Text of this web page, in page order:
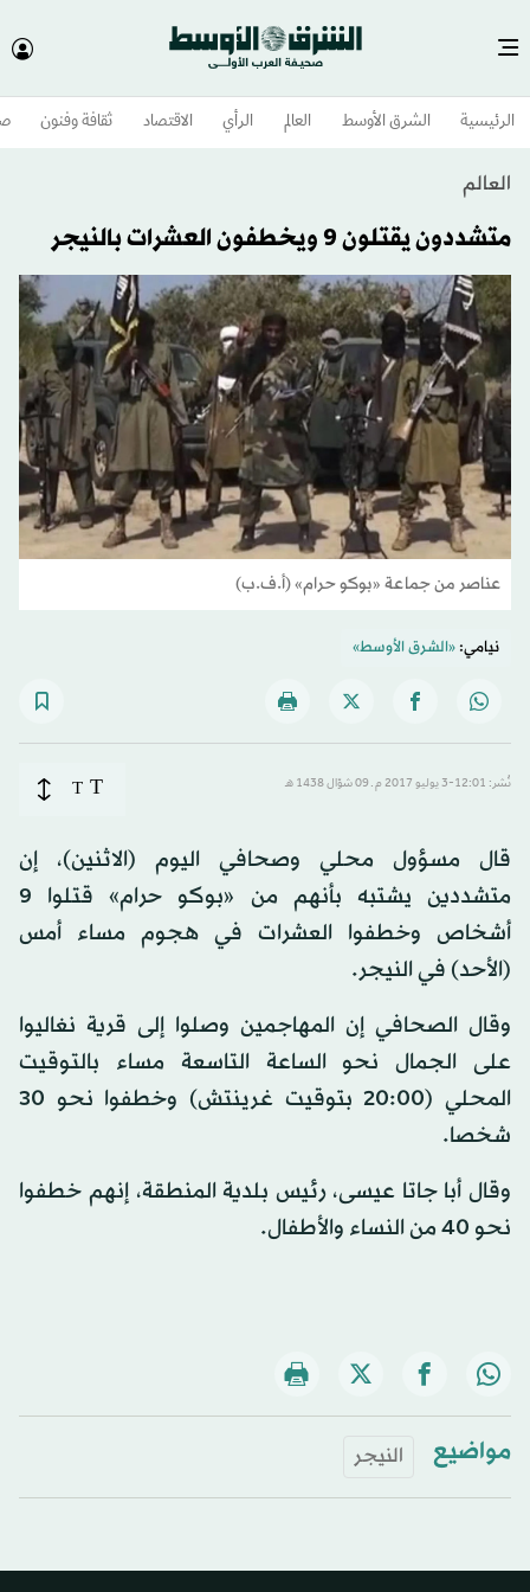
الرئيسية الشرق الأوسط​ العالم الرأي الاقتصاد ثقافة وفنون
العالم
متشددون يقتلون 9 ويخطفون العشرات بالنيجر
عناصر من جماعة «بوكو حرام» (أ.ف.ب)
نيامي:«الشرق الأوسط»
نُشر: 12:01-3 يوليو 2017 م ـ 09 شوّال 1438 هـ T
T
قال مسؤول محلي وصحافي اليوم (الاثنين)، إن
متشددين يشتبه بأنهم من «بوكو حرام» قتلوا 9
أشخاص وخطفوا العشرات في هجوم مساء أمس
(الأحد) في النيجر.
وقال الصحافي إن المهاجمين وصلوا إلى قرية نغاليوا
على الجمال نحو الساعة التاسعة مساء بالتوقيت
المحلي (20:00 بتوقيت غرينتش) وخطفوا نحو 30
شخصا.
وقال أبا جاتا عيسى، رئيس بلدية المنطقة، إنهم خطفوا
نحو 40 من النساء والأطفال.
مواضيع النيجر